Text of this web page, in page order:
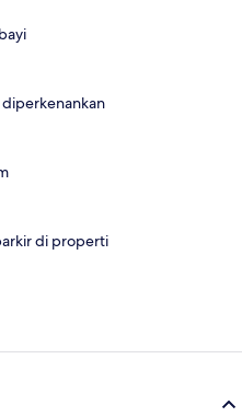
di properti